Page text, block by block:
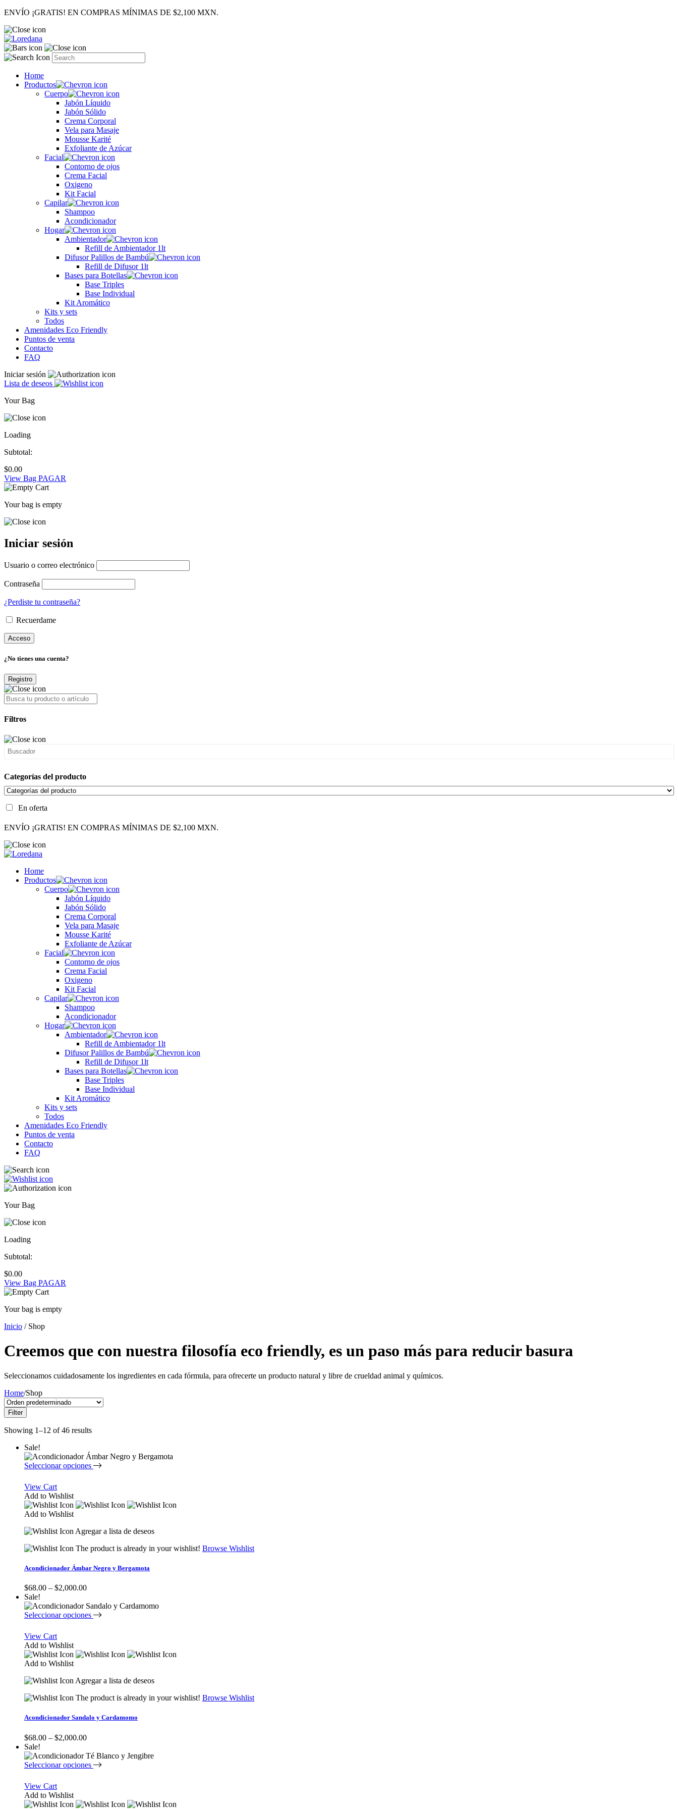
ENVÍO ¡GRATIS! EN COMPRAS MÍNIMAS DE $2,100 MXN.
Home
Productos
Cuerpo
Jabón Líquido
Jabón Sólido
Crema Corporal
Vela para Masaje
Mousse Karité
Exfoliante de Azúcar
Facial
Contorno de ojos
Crema Facial
Oxigeno
Kit Facial
Capilar
Shampoo
Acondicionador
Hogar
Ambientador
Refill de Ambientador 1lt
Difusor Palillos de Bambú
Refill de Difusor 1lt
Bases para Botellas
Base Triples
Base Individual
Kit Aromático
Kits y sets
Todos
Amenidades Eco Friendly
Puntos de venta
Contacto
FAQ
Iniciar sesión
Lista de deseos
Your Bag
Loading
Subtotal:
$0.00
View Bag PAGAR
Your bag is empty
Iniciar sesión
Usuario o correo electrónico
Contraseña
¿Perdiste tu contraseña?
Recuerdame
¿No tienes una cuenta?
Registro
Filtros
Categorías del producto
En oferta
ENVÍO ¡GRATIS! EN COMPRAS MÍNIMAS DE $2,100 MXN.
Home
Productos
Cuerpo
Jabón Líquido
Jabón Sólido
Crema Corporal
Vela para Masaje
Mousse Karité
Exfoliante de Azúcar
Facial
Contorno de ojos
Crema Facial
Oxigeno
Kit Facial
Capilar
Shampoo
Acondicionador
Hogar
Ambientador
Refill de Ambientador 1lt
Difusor Palillos de Bambú
Refill de Difusor 1lt
Bases para Botellas
Base Triples
Base Individual
Kit Aromático
Kits y sets
Todos
Amenidades Eco Friendly
Puntos de venta
Contacto
FAQ
Your Bag
Loading
Subtotal:
$0.00
View Bag PAGAR
Your bag is empty
Inicio / Shop
Creemos que con nuestra filosofía eco friendly, es un paso más para reducir basura
Seleccionamos cuidadosamente los ingredientes en cada fórmula, para ofrecerte un producto natural y libre de crueldad animal y químicos.
Home/Shop
Filter
Showing 1–12 of 46 results
Sale!
Seleccionar opciones
View Cart
Add to Wishlist
Add to Wishlist
Agregar a lista de deseos
The product is already in your wishlist! Browse Wishlist
Acondicionador Ámbar Negro y Bergamota
$68.00 – $2,000.00
Sale!
Seleccionar opciones
View Cart
Add to Wishlist
Add to Wishlist
Agregar a lista de deseos
The product is already in your wishlist! Browse Wishlist
Acondicionador Sandalo y Cardamomo
$68.00 – $2,000.00
Sale!
Seleccionar opciones
View Cart
Add to Wishlist